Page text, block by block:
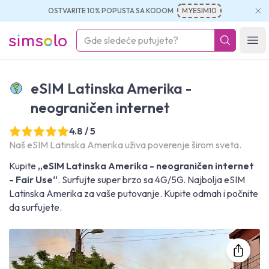
OSTVARITE 10% POPUSTA SA KODOM MYESIM10
simsolo
eSIM Latinska Amerika -
neograničen internet
4.8 / 5
Naš eSIM Latinska Amerika uživa poverenje širom sveta.
Kupite „eSIM Latinska Amerika - neograničen internet
- Fair Use“. Surfujte super brzo sa 4G/5G. Najbolja eSIM
Latinska Amerika za vaše putovanje. Kupite odmah i počnite
da surfujete.